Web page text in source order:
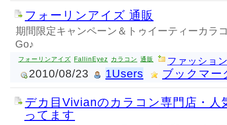
フォーリンアイズ 通販
期間限定キャンペーン＆トゥイーティーカラ
Go♪
フォーリンアイズ FallinEyez カラコン 通販 ファッショ
2010/08/23 1Users ブックマー
デカ目Vivianのカラコン専門店・人
ってます